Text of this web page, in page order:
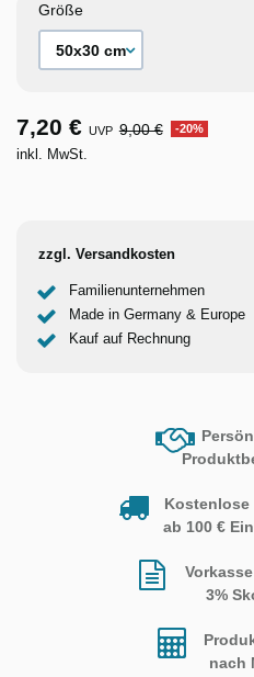
Größe
7,20 € UVP 9,00 € -20%
inkl. MwSt.
zzgl. Versandkosten
Familienunternehmen
Made in Germany & Europe
Kauf auf Rechnung
Kostenlose
ab 100 €
3%
nach